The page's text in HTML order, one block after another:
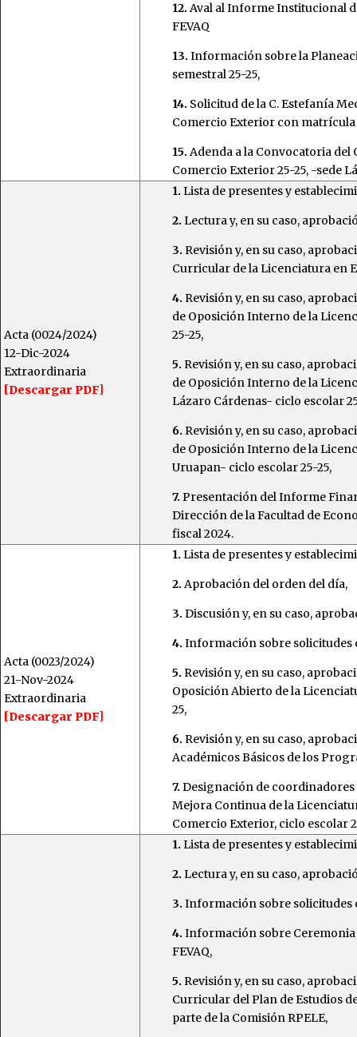
12. Aval al Informe Institucional
FEVAQ
13. Información sobre la
semestral 25-25,
14. Solicitud de la C. Estefanía
Comercio Exterior con matrícula
15. Adenda a la Convocatoria
Comercio Exterior 25-25, -sede
Acta (0024/2024)
12-Dic-2024
Extraordinaria
[Descargar PDF]
1. Lista de presentes y
2. Lectura y, en su caso,
3. Revisión y, en su caso,
Curricular de la Licenciatura en
4. Revisión y, en su caso,
de Oposición Interno de la
25-25,
5. Revisión y, en su caso,
de Oposición Interno de la
Lázaro Cárdenas- ciclo escolar
6. Revisión y, en su caso,
de Oposición Interno de la
Uruapan- ciclo escolar 25-25,
7. Presentación del Informe
Dirección de la Facultad de
fiscal 2024.
Acta (0023/2024)
21-Nov-2024
Extraordinaria
[Descargar PDF]
1. Lista de presentes y
2. Aprobación del orden del día,
3. Discusión y, en su caso,
4. Información sobre solicitudes
5. Revisión y, en su caso,
Oposición Abierto de la
25,
6. Revisión y, en su caso,
Académicos Básicos de los
7. Designación de
Mejora Continua de la
Comercio Exterior, ciclo escolar
1. Lista de presentes y
2. Lectura y, en su caso,
3. Información sobre solicitudes
4. Información sobre
FEVAQ,
5. Revisión y, en su caso,
Curricular del Plan de Estudios
parte de la Comisión RPELE,